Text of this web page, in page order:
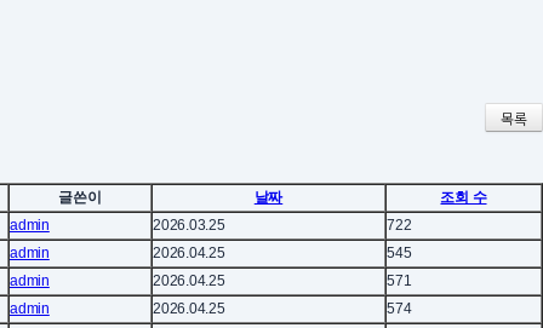
목록
글쓴이 날짜
조회 수
admin
2026.03.25
722
admin
2026.04.25
545
admin
2026.04.25
571
admin
2026.04.25 574